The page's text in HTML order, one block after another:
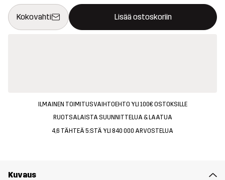
Kokovahti Lisää ostoskoriin
Tämä painike avaa ikkunan, joka vahvistaa uuden tuotteen
{{size}} ei saatavilla
ILMAINEN TOIMITUSVAIHTOEHTO YLI 100€ OSTOKSILLE
RUOTSALAISTA SUUNNITTELUA & LAATUA
4,6 TÄHTEÄ 5:STÄ YLI 840 000 ARVOSTELUA
Kuvaus